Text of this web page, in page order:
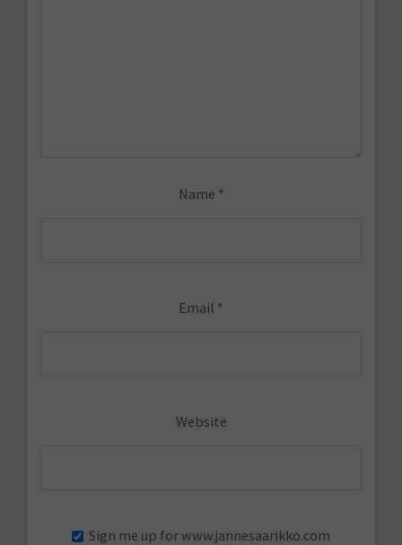
Name *
Email *
Website
Sign me up for www.jannesaarikko.com